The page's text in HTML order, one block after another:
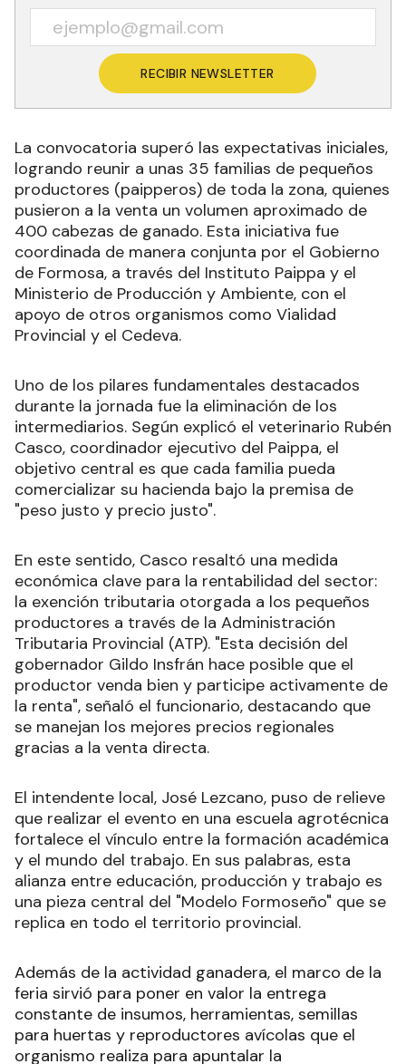
RECIBIR NEWSLETTER
La convocatoria superó las expectativas iniciales,
logrando reunir a unas 35 familias de pequeños
productores (paipperos) de toda la zona, quienes
pusieron a la venta un volumen aproximado de
400 cabezas de ganado. Esta iniciativa fue
coordinada de manera conjunta por el Gobierno
de Formosa, a través del Instituto Paippa y el
Ministerio de Producción y Ambiente, con el
apoyo de otros organismos como Vialidad
Provincial y el Cedeva.
Uno de los pilares fundamentales destacados
durante la jornada fue la eliminación de los
intermediarios. Según explicó el veterinario Rubén
Casco, coordinador ejecutivo del Paippa, el
objetivo central es que cada familia pueda
comercializar su hacienda bajo la premisa de
"peso justo y precio justo".
En este sentido, Casco resaltó una medida
económica clave para la rentabilidad del sector:
la exención tributaria otorgada a los pequeños
productores a través de la Administración
Tributaria Provincial (ATP). "Esta decisión del
gobernador Gildo Insfrán hace posible que el
productor venda bien y participe activamente de
la renta", señaló el funcionario, destacando que
se manejan los mejores precios regionales
gracias a la venta directa.
El intendente local, José Lezcano, puso de relieve
que realizar el evento en una escuela agrotécnica
fortalece el vínculo entre la formación académica
y el mundo del trabajo. En sus palabras, esta
alianza entre educación, producción y trabajo es
una pieza central del "Modelo Formoseño" que se
replica en todo el territorio provincial.
Además de la actividad ganadera, el marco de la
feria sirvió para poner en valor la entrega
constante de insumos, herramientas, semillas
para huertas y reproductores avícolas que el
organismo realiza para apuntalar la